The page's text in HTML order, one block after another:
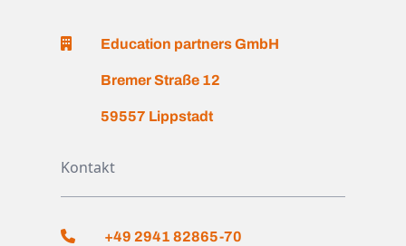
Education partners GmbH
Bremer Straße 12
59557 Lippstadt
Kontakt
+49 2941 82865-70